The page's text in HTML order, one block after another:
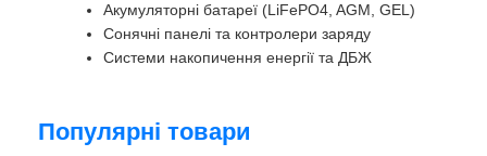
Акумуляторні батареї (LiFePO4, AGM, GEL)
Сонячні панелі та контролери заряду
Системи накопичення енергії та ДБЖ
Популярні товари